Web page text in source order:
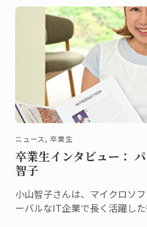
ニュース, 卒業生
卒業生インタビュー：
智子
小山智子さんは、マイクロソ
ーバルなIT企業で長く活躍し